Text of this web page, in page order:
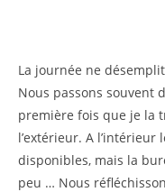
La journée ne
Nous passons souvent
première fois que je la
l’extérieur. A
disponibles, mais la
peu … Nous